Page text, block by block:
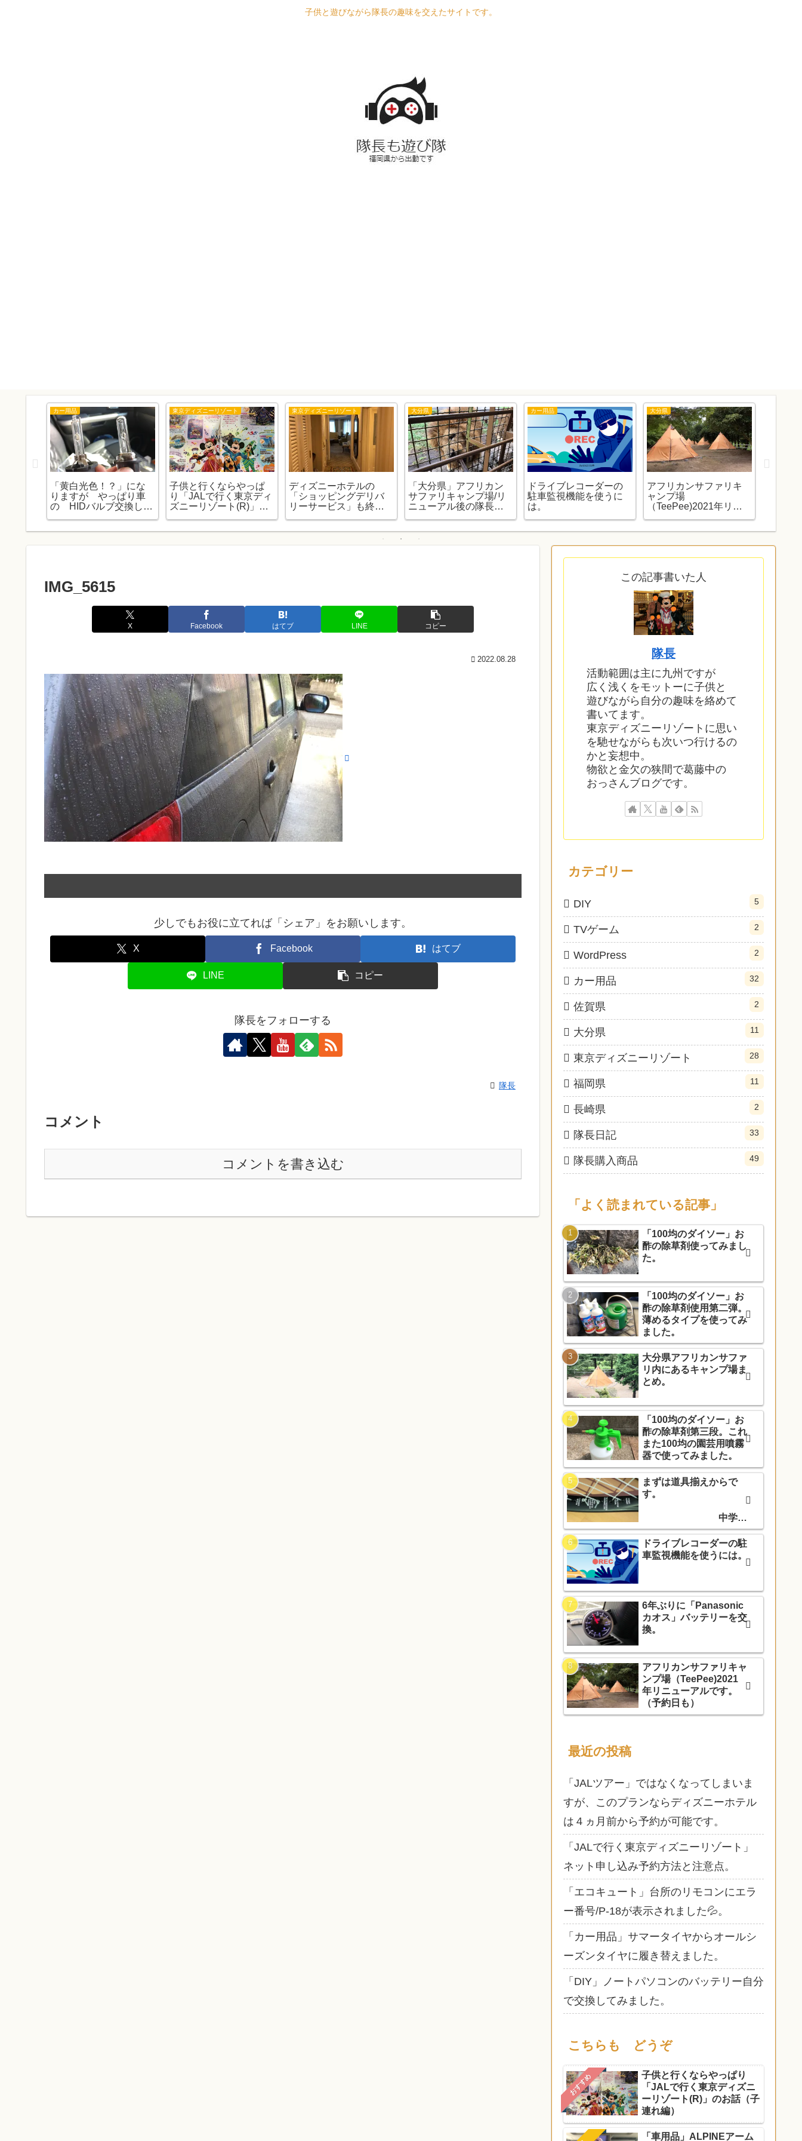
子供と遊びながら隊長の趣味を交えたサイトです。
カー用品
「黄白光色！？」にな
りますが やっぱり車
の HIDバルブ交換しま
東京ディズニーリゾート
子供と行くならやっぱ
り「JALで行く東京ディ
ズニーリゾート(R)」の
東京ディズニーリゾート
ディズニーホテルの
「ショッピングデリバ
リーサービス」も終了
大分県
「大分県」アフリカン
サファリキャンプ場/リ
ニューアル後の隊長再
カー用品
ドライブレコーダーの
駐車監視機能を使うに
は。
大分県
アフリカンサファリキ
ャンプ場
（TeePee)2021年リニ
IMG_5615
X Facebook はてブ LINE コピー
2022.08.28
少しでもお役に立てれば「シェア」をお願いします。
X Facebook はてブ
LINE コピー
隊長をフォローする
隊長
コメント
コメントを書き込む
この記事書いた人
隊長
活動範囲は主に九州ですが
広く浅くをモットーに子供と
遊びながら自分の趣味を絡めて
書いてます。
東京ディズニーリゾートに思い
を馳せながらも次いつ行けるの
かと妄想中。
物欲と金欠の狭間で葛藤中の
おっさんブログです。
カテゴリー
DIY 5
TVゲーム 2
WordPress 2
カー用品 32
佐賀県 2
大分県 11
東京ディズニーリゾート 28
福岡県 11
長崎県 2
隊長日記 33
隊長購入商品 49
「よく読まれている記事」
「100均のダイソー」お
酢の除草剤使ってみまし
た。
「100均のダイソー」お
酢の除草剤使用第二弾。
薄めるタイプを使ってみ
ました。
大分県アフリカンサファ
リ内にあるキャンプ場ま
とめ。
「100均のダイソー」お
酢の除草剤第三段。これ
また100均の園芸用噴霧
器で使ってみました。
まずは道具揃えからで
す。
中学入
学でソフトテニス部に入
部しました。
ドライブレコーダーの駐
車監視機能を使うには。
6年ぶりに「Panasonic
カオス」バッテリーを交
換。
アフリカンサファリキャ
ンプ場（TeePee)2021
年リニューアルです。
（予約日も）
最近の投稿
「JALツアー」ではなくなってしまいま
すが、このプランならディズニーホテル
は４ヵ月前から予約が可能です。
「JALで行く東京ディズニーリゾート」
ネット申し込み予約方法と注意点。
「エコキュート」台所のリモコンにエラ
ー番号/P-18が表示されました💦。
「カー用品」サマータイヤからオールシ
ーズンタイヤに履き替えました。
「DIY」ノートパソコンのバッテリー自分
で交換してみました。
こちらも どうぞ
おすすめ
子供と行くならやっぱり
「JALで行く東京ディズニ
ーリゾート(R)」のお話（子
連れ編）
「車用品」ALPINEアーム